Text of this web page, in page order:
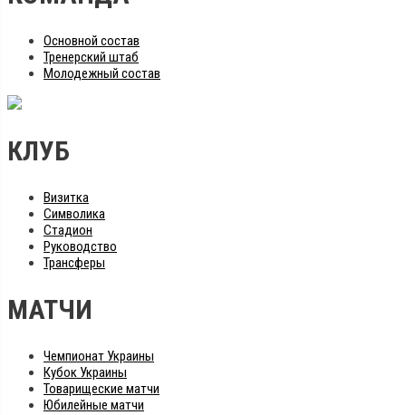
Основной состав
Тренерский штаб
Молодежный состав
КЛУБ
Визитка
Символика
Стадион
Руководство
Трансферы
МАТЧИ
Чемпионат Украины
Кубок Украины
Товарищеские матчи
Юбилейные матчи